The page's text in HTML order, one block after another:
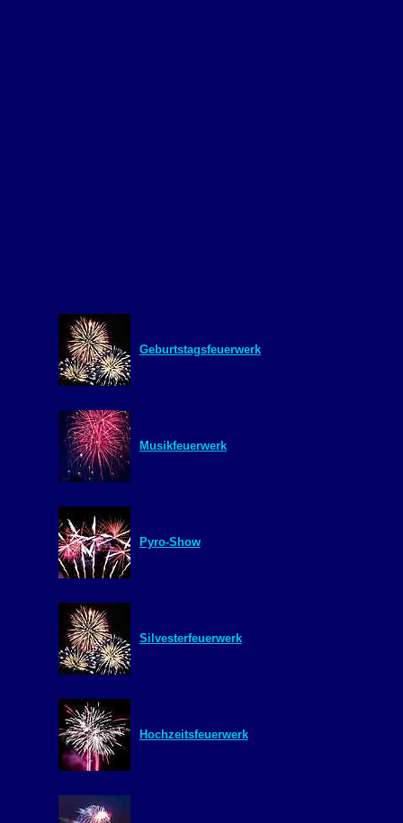
Geburtstagsfeuerwerk
Musikfeuerwerk
Pyro-Show
Silvesterfeuerwerk
Hochzeitsfeuerwerk